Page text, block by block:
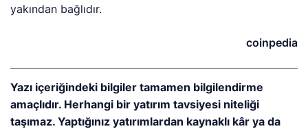
yakından bağlıdır.
coinpedia
Yazı içeriğindeki bilgiler tamamen bilgilendirme
amaçlıdır. Herhangi bir yatırım tavsiyesi niteliği
taşımaz. Yaptığınız yatırımlardan kaynaklı kâr ya da